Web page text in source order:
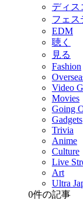
ディス
フェス
EDM
聴く
見る
Fashion
Video
Movies
Going
Gadgets
Trivia
Anime
Culture
Live
Art
Ultra
0件の記事